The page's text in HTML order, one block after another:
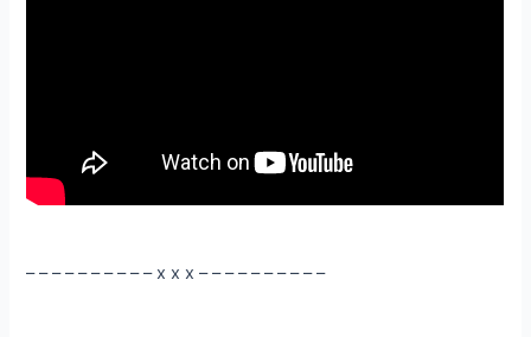
– – – – – – – – – – x x x – – – – – – – – – –